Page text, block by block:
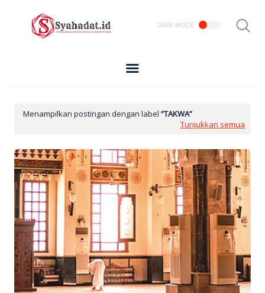
Menampilkan postingan dengan label TAKWA
Tunjukkan semua